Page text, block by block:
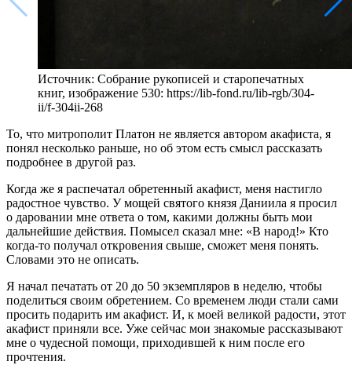
Источник: Собрание рукописей и старопечатных
книг, изображение 530: https://lib-fond.ru/lib-rgb/304-
ii/f-304ii-268
То, что митрополит Платон не является автором акафиста, я
понял несколько раньше, но об этом есть смысл рассказать
подробнее в другой раз.
Когда же я распечатал обретенный акафист, меня настигло
радостное чувство. У мощей святого князя Даниила я просил
о даровании мне ответа о том, какими должны быть мои
дальнейшие действия. Помысел сказал мне: «В народ!» Кто
когда-то получал откровения свыше, сможет меня понять.
Словами это не описать.
Я начал печатать от 20 до 50 экземпляров в неделю, чтобы
поделиться своим обретением. Со временем люди стали сами
просить подарить им акафист. И, к моей великой радости, этот
акафист приняли все. Уже сейчас мои знакомые рассказывают
мне о чудесной помощи, приходившей к ним после его
прочтения.